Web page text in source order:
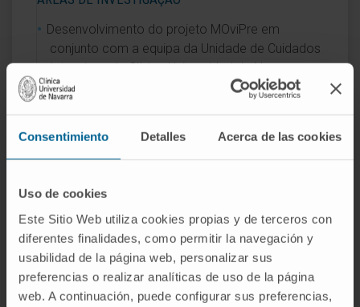
Consentimiento Detalles Acerca de las cookies
Uso de cookies
Este Sitio Web utiliza cookies propias y de terceros con
diferentes finalidades, como permitir la navegación y
usabilidad de la página web, personalizar sus
preferencias o realizar analíticas de uso de la página
web. A continuación, puede configurar sus preferencias,
Desenvolvimento do projeto MOviPre em
conjunto com a equipa da Unidade de Cuidados
Intensivos da Clínica Universidad de Navarra
(2017).
Ginecologia